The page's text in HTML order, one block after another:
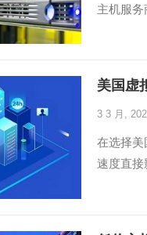
主机服
美国虚
3 3 月,
在选择美
速度直